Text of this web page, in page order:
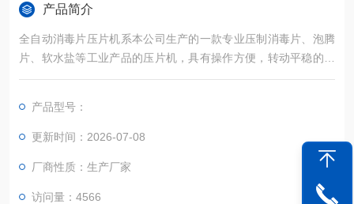
产品简介
全自动消毒片压片机系本公司生产的一款专业压制消毒片、泡腾
片、软水盐等工业产品的压片机，具有操作方便，转动平稳的特
点。装有过载保护系统，当压力过载时能自动停机。
产品型号：
更新时间：2026-07-08
厂商性质：生产厂家
访问量：4566